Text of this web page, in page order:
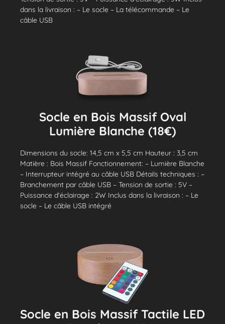
dans la livraison : – Le socle – La télécommande – Le
câble USB
Socle en Bois Massif Oval
Lumière Blanche (18€)
Dimensions du socle: 14,5 cm x 5,5 cm Hauteur : 3,5 cm
Matière : Bois Massif Fonctionnement: – Lumière Blanche
– Interrupteur intégré au câble USB Détails techniques : –
Branchement par câble USB – Tension de sortie : 5V –
Puissance d’éclairage : 2W Inclus dans la livraison : – Le
socle – Le câble USB intégré
Socle en Bois Massif Tactile LED